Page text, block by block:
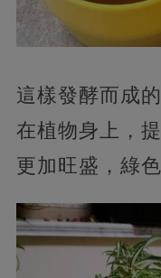
這樣發酵而成
在植物身上，
更加旺盛，綠